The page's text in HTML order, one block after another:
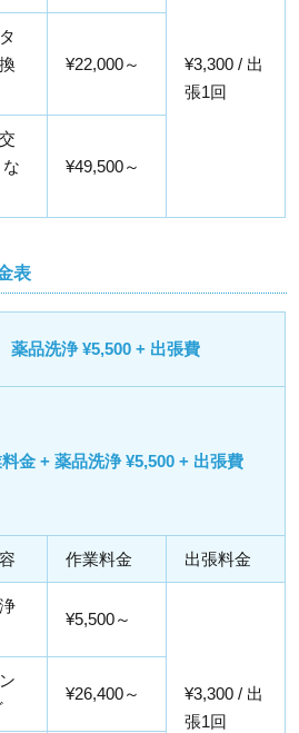
¥3,300 / 出
張1回
¥22,000～
¥49,500～
表
薬品洗浄 ¥5,500 + 出張費
金 + 薬品洗浄 ¥5,500 + 出張費
作業料金 出張料金
¥5,500～
¥3,300 / 出
張1回
¥26,400～